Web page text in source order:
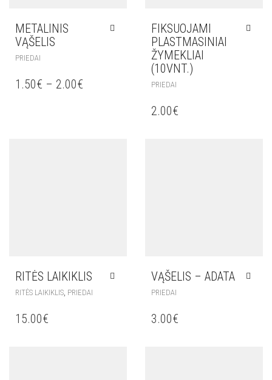
METALINIS
VĄŠELIS
PRIEDAI
1.50€ – 2.00€
FIKSUOJAMI
PLASTMASINIAI
ŽYMEKLIAI
(10VNT.)
PRIEDAI
2.00€
RITĖS LAIKIKLIS
RITĖS LAIKIKLIS PRIEDAI
15.00€
VĄŠELIS – ADATA
PRIEDAI
3.00€